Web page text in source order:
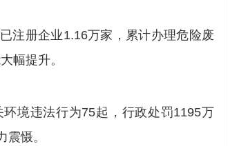
册企业1.16万家，累计办理危险废
幅提升。
境违法行为75起，行政处罚1195万
慑。